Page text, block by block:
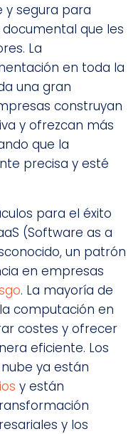
y segura para
que les
La
en toda la
una gran
construyan
y ofrezcan más
que la
precisa y esté
para el éxito
(Software as a
un patrón
en empresas
. La mayoría de
computación en
costes y ofrecer
eficiente. Los
ya están
y están
y los